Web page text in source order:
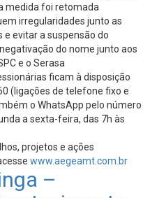
medida foi retomada
irregularidades junto as
evitar a suspensão do
do nome junto aos
e o Serasa
ficam à disposição
(ligações de telefone fixo e
o WhatsApp pelo número
a sexta-feira, das 7h às
projetos e ações
www.aegeamt.com.br
–